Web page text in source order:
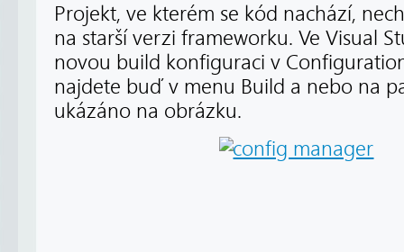
Projekt, ve kterém se kód nachází,
na starší verzi frameworku. Ve Visual
novou build konfiguraci v
najdete buď v menu Build a nebo na
ukázáno na obrázku.